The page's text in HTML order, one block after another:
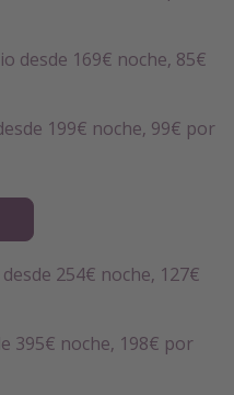
desde 169€ noche, 85€
199€ noche, 99€ por
254€ noche, 127€
395€ noche, 198€ por